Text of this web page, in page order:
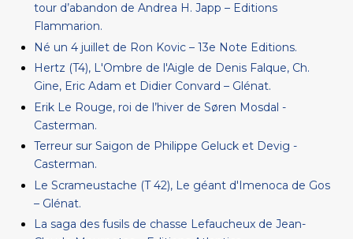
tour d’abandon de Andrea H. Japp – Editions
Flammarion.
Né un 4 juillet de Ron Kovic – 13e Note Editions.
Hertz (T4), L'Ombre de l'Aigle de Denis Falque, Ch.
Gine, Eric Adam et Didier Convard – Glénat.
Erik Le Rouge, roi de l’hiver de Søren Mosdal -
Casterman.
Terreur sur Saigon de Philippe Geluck et Devig -
Casterman.
Le Scrameustache (T 42), Le géant d'Imenoca de Gos
– Glénat.
La saga des fusils de chasse Lefaucheux de Jean-